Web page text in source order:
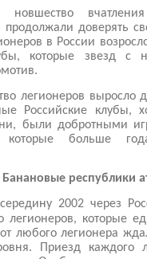
новшество
продолжали доверять
в России
которые звезд с
легионеров выросло
Российские клубы,
были добротными
которые больше
Банановые республики
2002 через
легионеров, которые
любого легионера
Приезд каждого